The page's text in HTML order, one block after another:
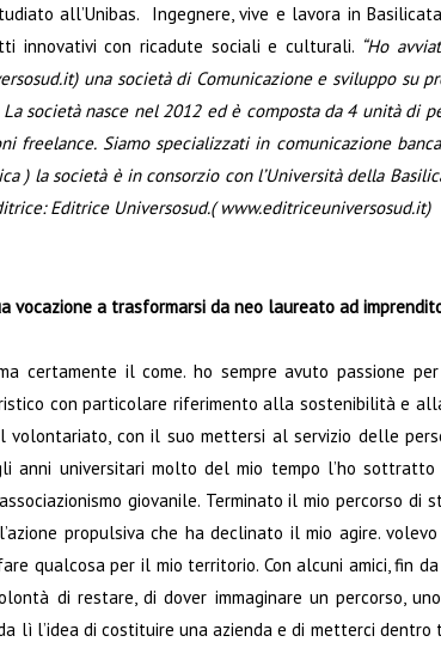
all’Unibas. Ingegnere, vive e lavora in
innovativi con ricadute sociali e culturali. “Ho
) una società di Comunicazione e sviluppo su
società nasce nel 2012 ed è composta da 4 unità di
freelance. Siamo specializzati in comunicazione
) la società è in consorzio con l’Università della
Editrice Universosud.(www.editriceuniversosud.it)
vocazione a trasformarsi da neo laureato ad
certamente il come. ho sempre avuto passione
con particolare riferimento alla sostenibilità e
con il suo mettersi al servizio delle
anni universitari molto del mio tempo l’ho
giovanile. Terminato il mio percorso di
propulsiva che ha declinato il mio agire. volevo
qualcosa per il mio territorio. Con alcuni amici, fin
di restare, di dover immaginare un percorso,
lì l’idea di costituire una azienda e di metterci